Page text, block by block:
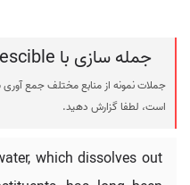
جمله سازی با putrescible
جملات نمونه از منابع مختلف جمع
است، لطفا گزارش دهید.
which dissolves out